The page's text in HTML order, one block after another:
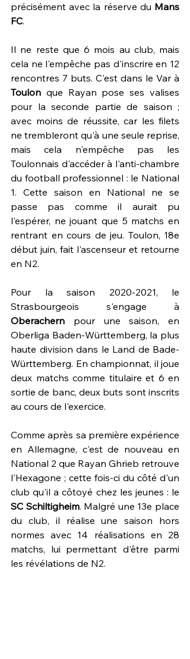
précisément avec la réserve du Mans
FC.
Il ne reste que 6 mois au club, mais
cela ne l'empêche pas d'inscrire en 12
Toulon que Rayan pose ses valises
pour la seconde partie de saison ;
avec moins de réussite, car les filets
ne trembleront qu'à une seule reprise,
mais cela n'empêche pas les
Toulonnais d'accéder à l'anti-chambre
du football professionnel : le National
1. Cette saison en National ne se
passe pas comme il aurait pu
l'espérer, ne jouant que 5 matchs en
rentrant en cours de jeu. Toulon, 18e
début juin, fait l'ascenseur et retourne
en N2.
Pour la saison 2020-2021, le
Oberachern pour une saison, en
Oberliga Baden-Württemberg, la plus
haute division dans le Land de Bade-
Württemberg. En championnat, il joue
deux matchs comme titulaire et 6 en
sortie de banc, deux buts sont inscrits
au cours de l'exercice.
Comme après sa première expérience
en Allemagne, c'est de nouveau en
National 2 que Rayan Ghrieb retrouve
l'Hexagone ; cette fois-ci du côté d'un
SC Schiltigheim. Malgré une 13e place
du club, il réalise une saison hors
normes avec 14 réalisations en 28
matchs, lui permettant d'être parmi
les révélations de N2.